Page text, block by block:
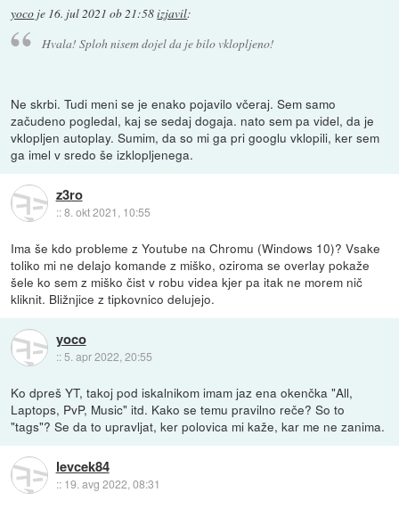
yoco je 16. jul 2021 ob 21:58izjavil:
Hvala! Sploh nisem dojel da je bilo vklopljeno!
Ne skrbi. Tudi meni se je enako pojavilo včeraj. Sem samo
začudeno pogledal, kaj se sedaj dogaja. nato sem pa videl, da je
vklopljen autoplay. Sumim, da so mi ga pri googlu vklopili, ker sem
ga imel v sredo še izklopljenega.
z3ro
::8. okt 2021, 10:55
Ima še kdo probleme z Youtube na Chromu (Windows 10)? Vsake
toliko mi ne delajo komande z miško, oziroma se overlay pokaže
šele ko sem z miško čist v robu videa kjer pa itak ne morem nič
kliknit. Bližnjice z tipkovnico delujejo.
yoco
:: 5. apr 2022, 20:55
Ko dpreš YT, takoj pod iskalnikom imam jaz ena okenčka "All,
Laptops, PvP, Music" itd. Kako se temu pravilno reče? So to
"tags"? Se da to upravljat, ker polovica mi kaže, kar me ne zanima.
levcek84
:: 19. avg 2022, 08:31